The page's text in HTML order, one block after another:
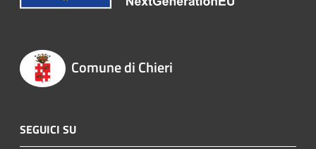
Comune di Chieri
SEGUICI SU